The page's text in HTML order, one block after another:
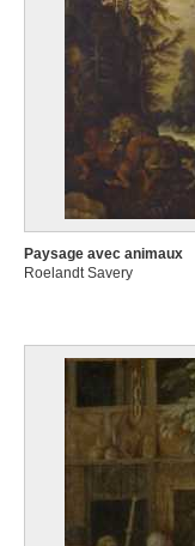
Paysage avec animaux
Roelandt Savery